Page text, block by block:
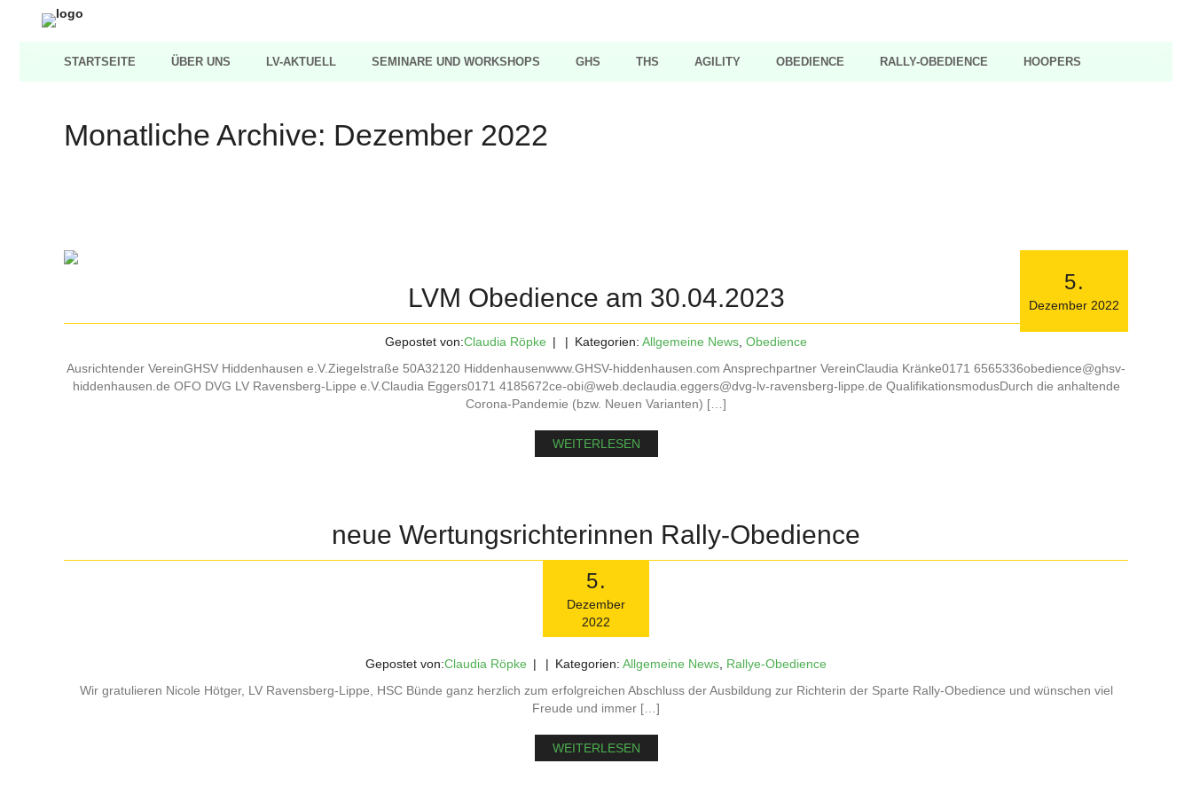
STARTSEITE ÜBER UNS LV-AKTUELL SEMINARE UND WORKSHOPS GHS THS AGILITY OBEDIENCE RALLY-OBEDIENCE HOOPERS
Monatliche Archive: Dezember 2022
LVM Obedience am 30.04.2023
5.
Dezember 2022
Gepostet von:Claudia Röpke Kategorien: Allgemeine News Obedience
Ausrichtender VereinGHSV Hiddenhausen e.V.Ziegelstraße 50A32120 Hiddenhausenwww.GHSV-hiddenhausen.com Ansprechpartner VereinClaudia Kränke0171 6565336obedience@ghsv-
hiddenhausen.de OFO DVG LV Ravensberg-Lippe e.V.Claudia Eggers0171 4185672ce-obi@web.declaudia.eggers@dvg-lv-ravensberg-lippe.de QualifikationsmodusDurch die anhaltende
Corona-Pandemie (bzw. Neuen Varianten) […]
WEITERLESEN
neue Wertungsrichterinnen Rally-Obedience
5.
Dezember
2022
Gepostet von:Claudia Röpke Kategorien: Allgemeine News Rallye-Obedience
Wir gratulieren Nicole Hötger, LV Ravensberg-Lippe, HSC Bünde ganz herzlich zum erfolgreichen Abschluss der Ausbildung zur Richterin der Sparte Rally-Obedience und wünschen viel
Freude und immer […]
WEITERLESEN